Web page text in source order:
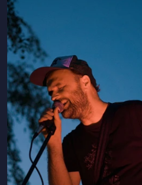
Hop-und japanischen Idol-
nostalgisch und gleichzeitig
klangen, dass man sich darin
können.